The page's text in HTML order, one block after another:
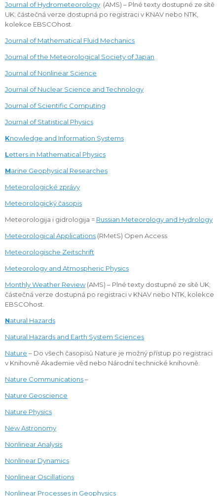
Journal of Hydrometeorology (AMS) – Plné texty dostupné ze sítě
UK; částečná verze dostupná po registraci v KNAV nebo NTK,
kolekce EBSCOhost.
Journal of Mathematical Fluid Mechanics
Journal of the Meteorological Society of Japan
Journal of Nonlinear Science
Journal of Nuclear Science and Technology
Journal of Scientific Computing
Journal of Statistical Physics
Knowledge and Information Systems
Letters in Mathematical Physics
Marine Geophysical Researches
Meteorologické zprávy
Meteorologický časopis
Meteorologija i gidrologija = Russian Meteorology and Hydrology
Meteorological Applications (RMetS) Open Access
Meteorologische Zeitschrift
Meteorology and Atmospheric Physics
Monthly Weather Review(AMS) – Plné texty dostupné ze sítě UK;
částečná verze dostupná po registraci v KNAV nebo NTK, kolekce
EBSCOhost.
Natural Hazards
Natural Hazards and Earth System Sciences
Nature – Do všech časopisů Nature je možný přístup po registraci
v Knihovně Akademie věd nebo Národní technické knihovně.
Nature Communications–
Nature Geoscience
Nature Physics
New Astronomy
Nonlinear Analysis
Nonlinear Dynamics
Nonlinear Oscillations
Nonlinear Processes in Geophysics